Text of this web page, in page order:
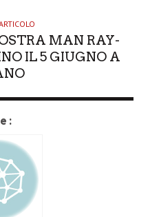
MAN RAY-
IL 5 GIUGNO A
: